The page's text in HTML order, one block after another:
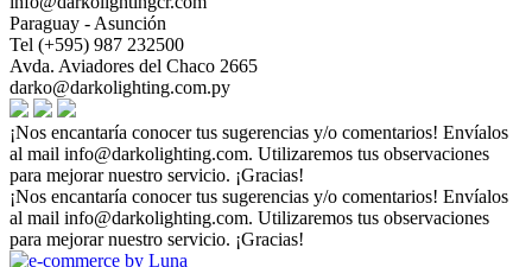
Paraguay - Asunción
Tel (+595) 987 232500
Avda. Aviadores del Chaco 2665
darko@darkolighting.com.py
¡Nos encantaría conocer tus sugerencias y/o comentarios! Envíalos
al mail info@darkolighting.com. Utilizaremos tus observaciones
para mejorar nuestro servicio. ¡Gracias!
¡Nos encantaría conocer tus sugerencias y/o comentarios! Envíalos
al mail info@darkolighting.com. Utilizaremos tus observaciones
para mejorar nuestro servicio. ¡Gracias!